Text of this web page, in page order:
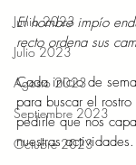
Junio 2023
Julio 2023
Agosto 2023
Septiembre 2023
Octubre 2023
El hombre impío
recto ordena sus
Cada inicio de
para buscar el
pedirle que nos
nuestras actividades.